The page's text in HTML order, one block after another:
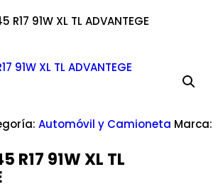
91W XL TL ADVANTEGE
Automóvil y Camioneta Marca:
R17 91W XL TL